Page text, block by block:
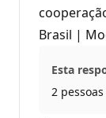
Brasil |
Esta
2